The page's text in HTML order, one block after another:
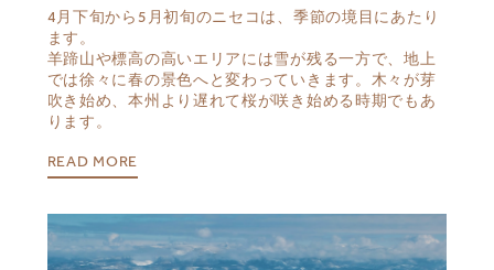
4月下旬から5月初旬のニセコは、季節の境目にあたり
ます。
羊蹄山や標高の高いエリアには雪が残る一方で、地上
では徐々に春の景色へと変わっていきます。木々が芽
吹き始め、本州より遅れて桜が咲き始める時期でもあ
ります。
READ MORE